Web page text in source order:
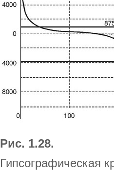
Рис. 1.28.
Гипсографическая